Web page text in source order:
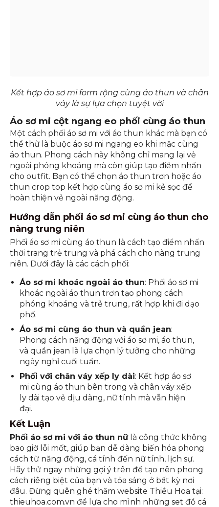
Kết hợp áo sơ mi form rộng cùng áo thun và chân
váy là sự lựa chọn tuyệt vời
Áo sơ mi cột ngang eo phối cùng áo thun
Một cách phối áo sơ mi với áo thun khác mà bạn có
thể thử là buộc áo sơ mi ngang eo khi mặc cùng
áo thun. Phong cách này không chỉ mang lại vẻ
ngoài phóng khoáng mà còn giúp tạo điểm nhấn
cho outfit. Bạn có thể chọn áo thun trơn hoặc áo
thun crop top kết hợp cùng áo sơ mi kẻ sọc để
hoàn thiện vẻ ngoài năng động.
Hướng dẫn phối áo sơ mi cùng áo thun cho
nàng trung niên
Phối áo sơ mi cùng áo thun là cách tạo điểm nhấn
thời trang trẻ trung và phá cách cho nàng trung
niên. Dưới đây là các cách phối:
Áo sơ mi khoác ngoài áo thun: Phối áo sơ mi
khoác ngoài áo thun trơn tạo phong cách
phóng khoáng và trẻ trung, rất hợp khi đi dạo
phố.
Áo sơ mi cùng áo thun và quần jean:
Phong cách năng động với áo sơ mi, áo thun,
và quần jean là lựa chọn lý tưởng cho những
ngày nghỉ cuối tuần.
Phối với chân váy xếp ly dài: Kết hợp áo sơ
mi cùng áo thun bên trong và chân váy xếp
ly dài tạo vẻ dịu dàng, nữ tính mà vẫn hiện
đại.
Kết Luận
Phối áo sơ mi với áo thun nữlà công thức không
bao giờ lỗi mốt, giúp bạn dễ dàng biến hóa phong
cách từ năng động, cá tính đến nữ tính, lịch sự.
Hãy thử ngay những gợi ý trên để tạo nên phong
cách riêng biệt của bạn và tỏa sáng ở bất kỳ nơi
đâu. Đừng quên ghé thăm website Thiều Hoa tại:
thieuhoa.com.vn để lựa cho mình những set đồ cá